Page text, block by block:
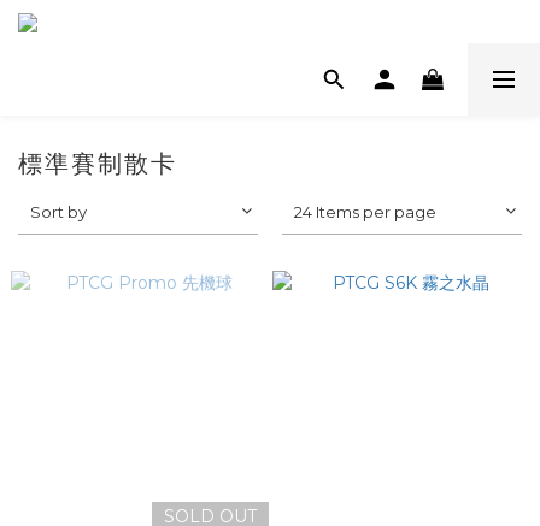
標準賽制散卡
Sort by 24 Items per page
SOLD OUT